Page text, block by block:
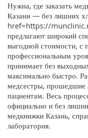
Нужна, где заказать
Казани — без лишних
href=https://
предлагают широкий
выгодной стоимости, с
профессиональным
принимает без
максимально быстро.
медсестры, прошедшие
пациентам. Весь
официально и без
медкнижки Казань,
лаборатория.